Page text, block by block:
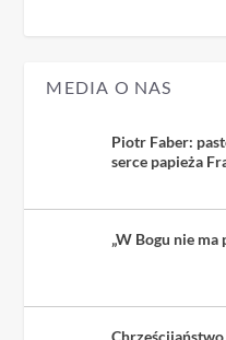
MEDIA O NAS
Piotr Faber:
serce papieża
„W Bogu nie ma